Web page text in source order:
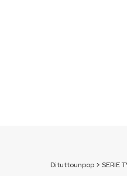
Dituttounpop> SERIE